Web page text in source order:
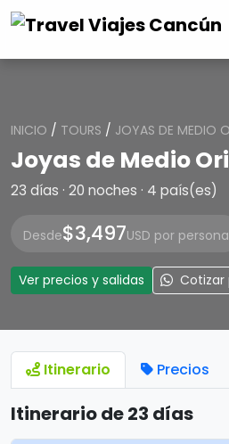
INICIO / TOURS / JOYAS DE MEDIO
Joyas de Medio
23 días · 20 noches · 4 país(es)
Desde$3,497USD por persona
Ver precios y salidas Cotizar
Itinerario Precios
Itinerario de 23 días